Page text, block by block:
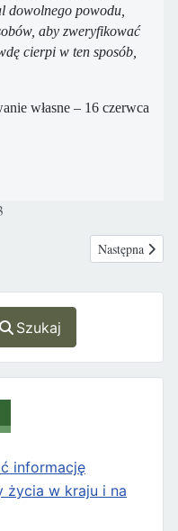
Szukaj
informację
życia w kraju i na
dowolnego powodu,
aby zweryfikować
cierpi w ten sposób,
własne – 16 czerwca
w przypadku zagrożenia życia
Następna
Następna